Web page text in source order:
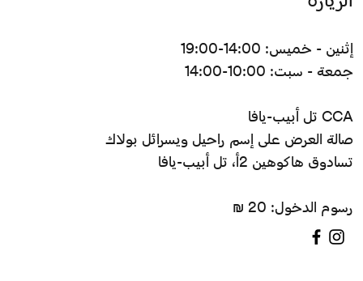
إثنين - خميس: 14:00-19:00
جمعة - سبت: 10:00-14:00
CCA تل أبيب-يافا
صالة العرض على إسم راحيل ويسرائل بولاك
تسادوق هاكوهين 2أ، تل أبيب-يافا
رسوم الدخول: 20 ₪